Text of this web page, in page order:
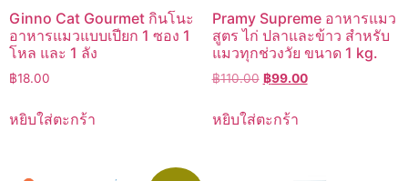
Ginno Cat Gourmet กินโนะ
อาหารแมวแบบเปียก 1 ซอง 1
โหล และ 1 ลัง
฿18.00
หยิบใส่ตะกร้า
Pramy Supreme อาหารแมว
สูตร ไก่ ปลาและข้าว สำหรับ
แมวทุกช่วงวัย ขนาด 1 kg.
฿110.00 Original
was:
฿99.00Current
หยิบใส่ตะกร้า